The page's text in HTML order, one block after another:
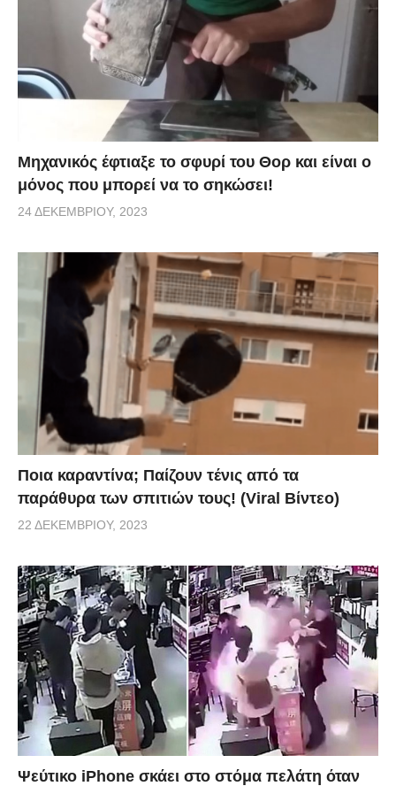
Μηχανικός έφτιαξε το σφυρί του Θορ και είναι ο
μόνος που μπορεί να το σηκώσει!
24 ΔΕΚΕΜΒΡΊΟΥ, 2023
Ποια καραντίνα; Παίζουν τένις από τα
παράθυρα των σπιτιών τους! (Viral Βίντεο)
22 ΔΕΚΕΜΒΡΊΟΥ, 2023
Ψεύτικο iPhone σκάει στο στόμα πελάτη όταν